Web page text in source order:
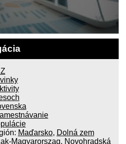
Maďarsko, Dolná zem
Magyarorszag, Novohradská